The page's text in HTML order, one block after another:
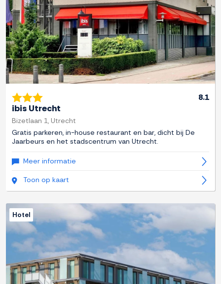
8.1
ibis Utrecht
Bizetlaan 1, Utrecht
Gratis parkeren, in-house restaurant en bar, dicht bij De
Jaarbeurs en het stadscentrum van Utrecht.
Meer informatie
Toon op kaart
Hotel